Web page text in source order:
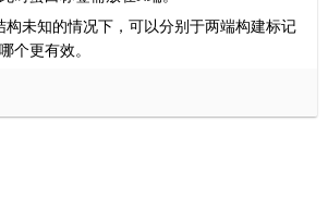
构未知的情况下，可以分别于两端构建标记
个更有效。